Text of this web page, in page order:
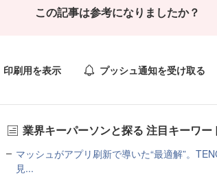
この記事は参考になりましたか？
印刷用を表示 プッシュ通知を受け取る
業界キーパーソンと探る 注目キーワ
マッシュがアプリ刷新で導いた“最適解”。
見...